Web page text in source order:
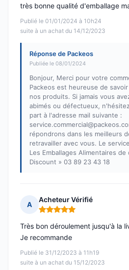
Publié le 01/01/2024 à 10h24
suite à un achat du 14/12/2023
très bonne qualité d'emballage
Réponse de Packeos
Publiée le 08/01/2024
Bonjour, Merci pour votre
Packeos est heureuse de
nos produits. Si jamais vous
abimés ou défectueux,
part à l'adresse mail suivante :
répondrons dans les meilleurs
retravailler avec vous. Le
Les Emballages Alimentaires de
Discount » 03 89 23 43 18
A
Acheteur Vérifié
Note : 5 sur 5
Publié le 31/12/2023 à 11h19
suite à un achat du 15/12/2023
Très bon déroulement jusqu'à la
Je recommande